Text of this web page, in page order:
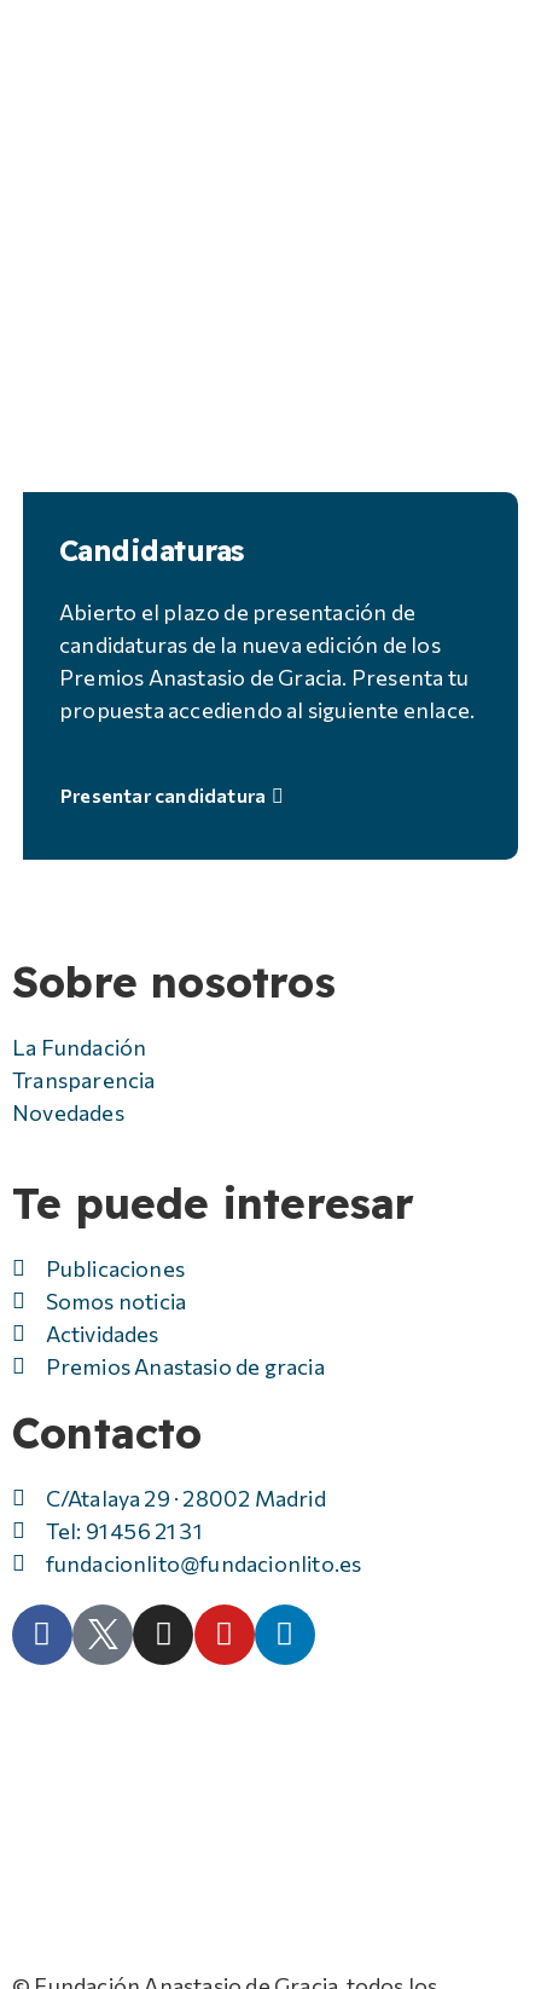
Candidaturas
Abierto el plazo de presentación de
candidaturas de la nueva edición de los
Premios Anastasio de Gracia. Presenta tu
propuesta accediendo al siguiente enlace.
Presentar candidatura
Sobre nosotros
La Fundación
Transparencia
Novedades
Te puede interesar
Publicaciones
Somos noticia
Actividades
Premios Anastasio de gracia
Contacto
C/Atalaya 29 · 28002 Madrid
Tel: 91 456 21 31
fundacionlito@fundacionlito.es